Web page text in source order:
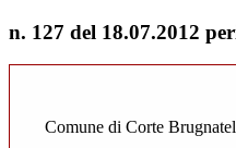
n. 127 del 18.07.2012
Comune di Corte